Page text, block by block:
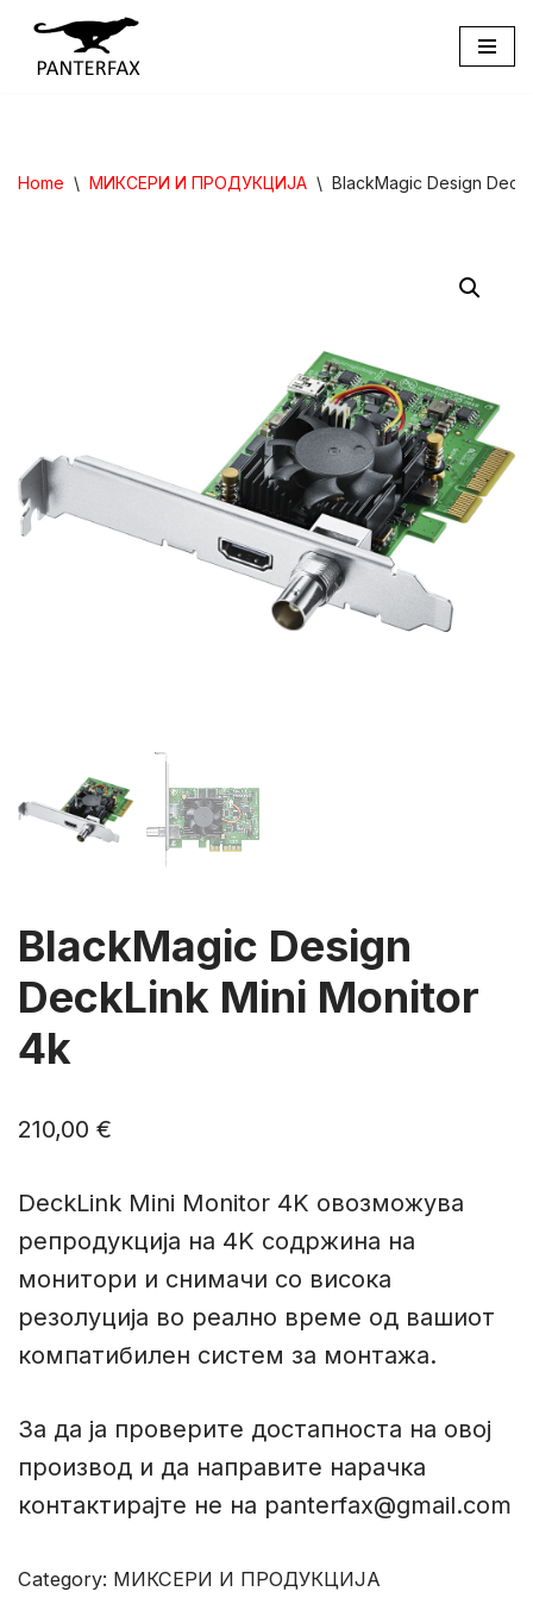
Skip
Home \ МИКСЕРИ И ПРОДУКЦИЈА \ BlackMagic Design
BlackMagic Design
DeckLink Mini Monitor
4k
210,00 €
DeckLink Mini Monitor 4K овозможува
репродукција на 4K содржина на
монитори и снимачи со висока
резолуција во реално време од вашиот
компатибилен систем за монтажа.
За да ја проверите достапноста на овој
производ и да направите нарачка
контактирајте не на panterfax@gmail.com
Category: МИКСЕРИ И ПРОДУКЦИЈА